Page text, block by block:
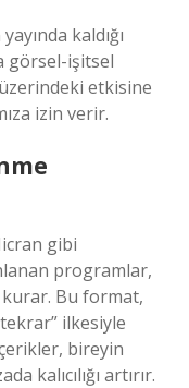
kaldığı
görsel-işitsel
etkisine
izin verir.
gibi
programlar,
kurar. Bu format,
ilkesiyle
bireyin
kalıcılığı artırır.